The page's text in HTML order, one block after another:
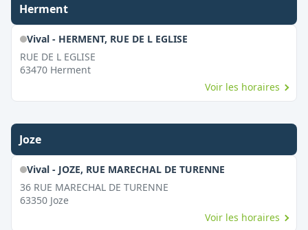
Herment
Vival - HERMENT, RUE DE L EGLISE
RUE DE L EGLISE
63470 Herment
Voir les horaires
Joze
Vival - JOZE, RUE MARECHAL DE TURENNE
36 RUE MARECHAL DE TURENNE
63350 Joze
Voir les horaires